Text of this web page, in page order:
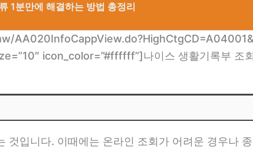
1분만에 해결하는 방법 총정리
icon_color=”#ffffff”]나이스 생활기록부 조
것입니다. 이때에는 온라인 조회가 어려운 경우나